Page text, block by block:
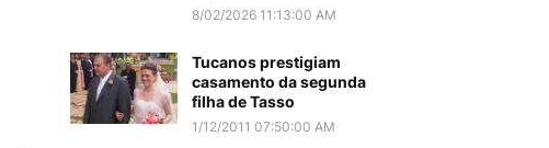
8/02/2026 11:13:00 AM
Tucanos prestigiam
casamento da segunda
filha de Tasso
1/12/2011 07:50:00 AM